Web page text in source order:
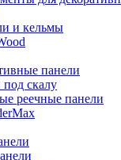
и кельмы
панели
скалу
реечные панели